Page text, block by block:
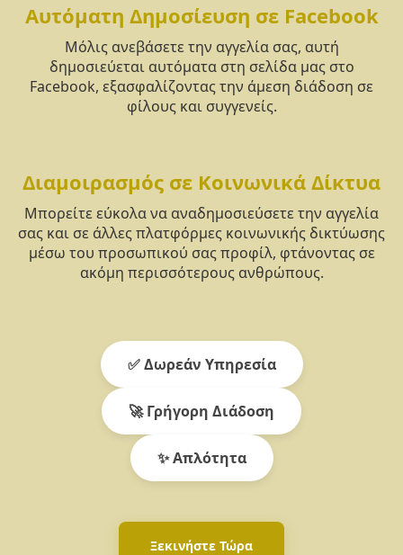
Αυτόματη Δημοσίευση σε Facebook
Μόλις ανεβάσετε την αγγελία σας, αυτή
δημοσιεύεται αυτόματα στη σελίδα μας στο
Facebook, εξασφαλίζοντας την άμεση διάδοση σε
φίλους και συγγενείς.
Διαμοιρασμός σε Κοινωνικά Δίκτυα
Μπορείτε εύκολα να αναδημοσιεύσετε την αγγελία
σας και σε άλλες πλατφόρμες κοινωνικής δικτύωσης
μέσω του προσωπικού σας προφίλ, φτάνοντας σε
ακόμη περισσότερους ανθρώπους.
✅ Δωρεάν Υπηρεσία
🚀 Γρήγορη Διάδοση
✨ Απλότητα
Ξεκινήστε Τώρα